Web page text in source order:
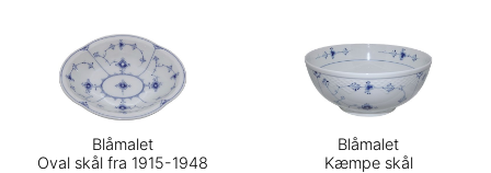
Blåmalet
Oval skål fra 1915-1948
Blåmalet
Kæmpe skål